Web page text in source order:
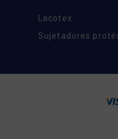
Lacotex
Sujetadores